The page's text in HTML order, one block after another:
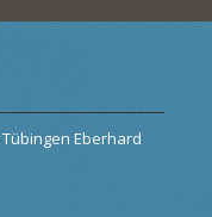
Eberhard